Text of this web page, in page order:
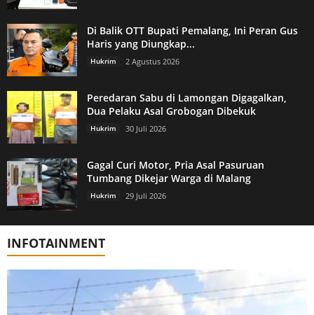
Di Balik OTT Bupati Pemalang, Ini Peran Gus
Haris yang Diungkap...
Hukrim 2 Agustus 2026
Peredaran Sabu di Lamongan Digagalkan,
Dua Pelaku Asal Grobogan Dibekuk
Hukrim 30 Juli 2026
Gagal Curi Motor, Pria Asal Pasuruan
Tumbang Dikejar Warga di Malang
Hukrim 29 Juli 2026
INFOTAINMENT